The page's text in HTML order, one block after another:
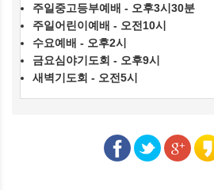
주일중고등부예배 - 오후3시30분
주일어린이예배 - 오전10시
수요예배 - 오후2시
금요심야기도회 - 오후9시
새벽기도회 - 오전5시